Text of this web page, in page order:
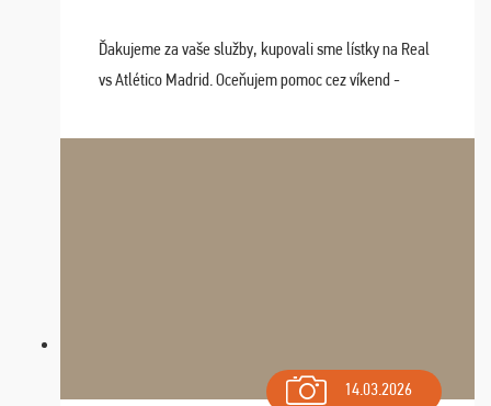
Ďakujeme za vaše služby, kupovali sme lístky na Real
vs Atlético Madrid. Oceňujem pomoc cez víkend -
spokojnosti. Sedenie bolo dobré, štadión Barnabéu ...
14.03.2026